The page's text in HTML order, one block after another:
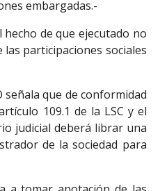
embargadas.-
de que ejecutado no
participaciones sociales
que de conformidad
109.1 de la LSC y el
judicial deberá librar una
de la sociedad para